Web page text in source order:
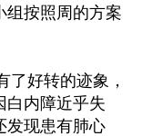
组按照周的方案
了好转的迹象，
白内障近乎失
发现患有肺心